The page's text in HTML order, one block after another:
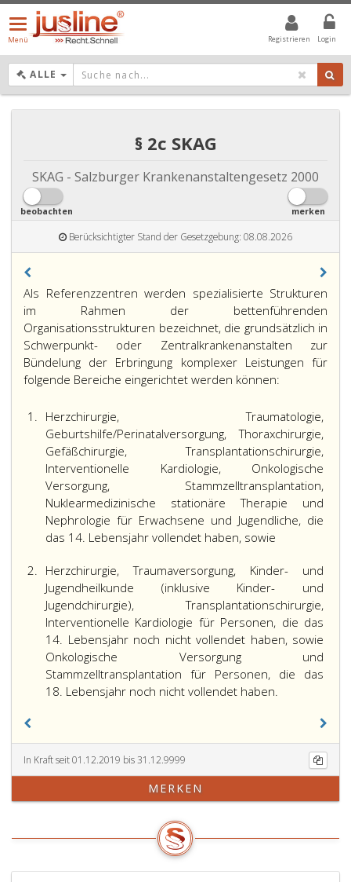
Registrieren Login
Menü
öffnen/schließen
Menü
ALLE DROPDOWN: GEWÄHLTER WERT IST ALLE
§ 2c SKAG
SKAG - Salzburger Krankenanstaltengesetz 2000
beobachten merken
Berücksichtigter Stand der Gesetzgebung: 08.08.2026
Als Referenzzentren werden spezialisierte Strukturen
im Rahmen der bettenführenden
Organisationsstrukturen bezeichnet, die grundsätzlich in
Schwerpunkt- oder Zentralkrankenanstalten zur
Bündelung der Erbringung komplexer Leistungen für
folgende Bereiche eingerichtet werden können:
1. Herzchirurgie, Traumatologie,
Geburtshilfe/Perinatalversorgung, Thoraxchirurgie,
Gefäßchirurgie, Transplantationschirurgie,
Interventionelle Kardiologie, Onkologische
Versorgung, Stammzelltransplantation,
Nuklearmedizinische stationäre Therapie und
Nephrologie für Erwachsene und Jugendliche, die
das 14. Lebensjahr vollendet haben, sowie
2. Herzchirurgie, Traumaversorgung, Kinder- und
Jugendheilkunde (inklusive Kinder- und
Jugendchirurgie), Transplantationschirurgie,
Interventionelle Kardiologie für Personen, die das
14. Lebensjahr noch nicht vollendet haben, sowie
Onkologische Versorgung und
Stammzelltransplantation für Personen, die das
18. Lebensjahr noch nicht vollendet haben.
In Kraft seit 01.12.2019 bis 31.12.9999
MERKEN